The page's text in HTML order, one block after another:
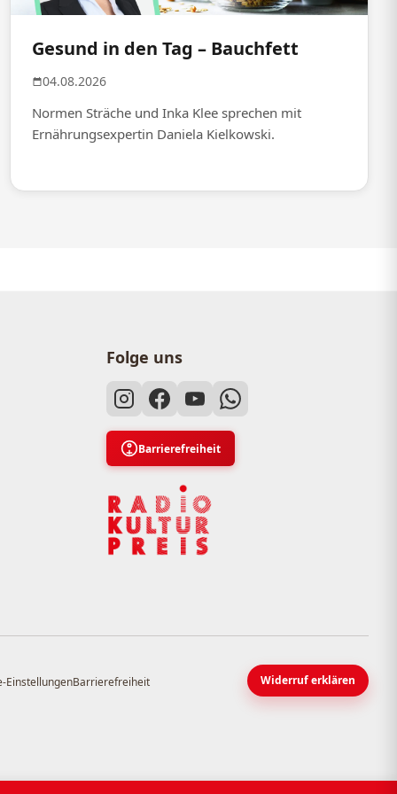
Gesund in den Tag – Bauchfett
04.08.2026
Normen Sträche und Inka Klee sprechen mit
Ernährungsexpertin Daniela Kielkowski.
Folge uns
Barrierefreiheit
EinstellungenBarrierefreiheit Widerruf erklären